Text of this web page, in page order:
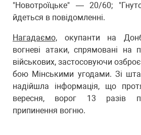
"Новотроїцьке" — 20/60;
йдеться в повідомленні.
Нагадаємо, окупанти на
вогневі атаки, спрямовані на
військових, застосовуючи
бою Мінськими угодами. Зі
надійшла інформація, що
вересня, ворог 13 разів
припинення вогню.